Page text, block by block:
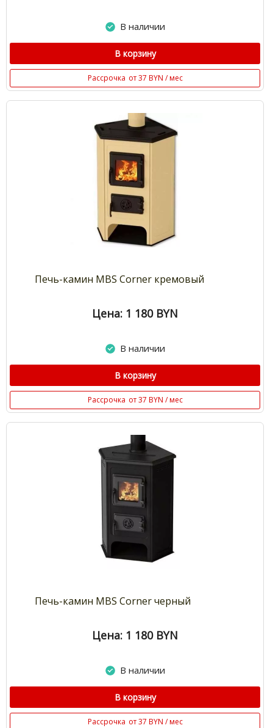
В наличии
В корзину
Рассрочка от 37 BYN / мес
Печь-камин MBS Corner кремовый
Цена: 1 180 BYN
В наличии
В корзину
Рассрочка от 37 BYN / мес
Печь-камин MBS Corner черный
Цена: 1 180 BYN
В наличии
В корзину
Рассрочка от 37 BYN / мес